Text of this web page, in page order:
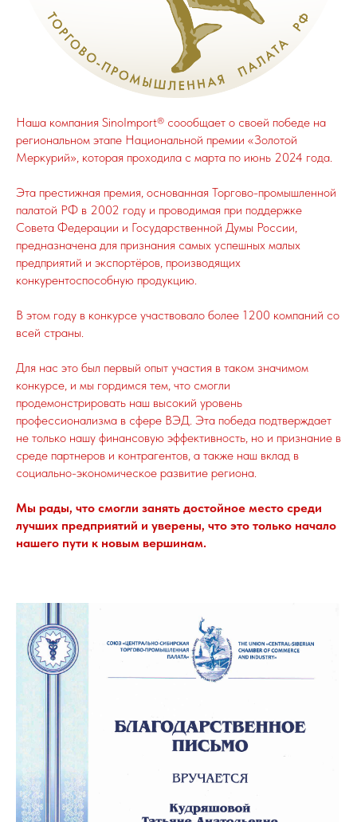
Наша компания SinoImport® соообщает о своей победе на
региональном этапе Национальной премии «Золотой
Меркурий», которая проходила с марта по июнь 2024 года.
Эта престижная премия, основанная Торгово-промышленной
палатой РФ в 2002 году и проводимая при поддержке
Совета Федерации и Государственной Думы России,
предназначена для признания самых успешных малых
предприятий и экспортёров, производящих
конкурентоспособную продукцию.
В этом году в конкурсе участвовало более 1200 компаний со
всей страны.
Для нас это был первый опыт участия в таком значимом
конкурсе, и мы гордимся тем, что смогли
продемонстрировать наш высокий уровень
профессионализма в сфере ВЭД. Эта победа подтверждает
не только нашу финансовую эффективность, но и признание в
среде партнеров и контрагентов, а также наш вклад в
социально-экономическое развитие региона.
Мы рады, что смогли занять достойное место среди
лучших предприятий и уверены, что это только начало
нашего пути к новым вершинам.